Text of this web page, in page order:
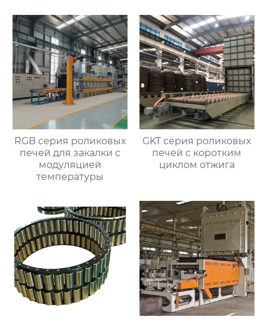
RGB серия роликовых
печей для закалки с
модуляцией
температуры
GKT серия роликовых
печей с коротким
циклом отжига